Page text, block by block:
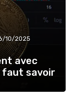
10/2025
avec
faut savoir